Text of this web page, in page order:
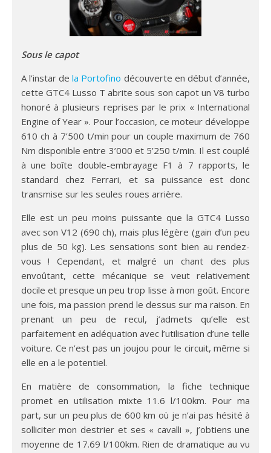
Sous le capot
A l’instar dela Portofino découverte en début d’année,
cette GTC4 Lusso T abrite sous son capot un V8 turbo
honoré à plusieurs reprises par le prix « International
Engine of Year ». Pour l’occasion, ce moteur développe
610 ch à 7’500 t/min pour un couple maximum de 760
Nm disponible entre 3’000 et 5’250 t/min. Il est couplé
à une boîte double-embrayage F1 à 7 rapports, le
standard chez Ferrari, et sa puissance est donc
transmise sur les seules roues arrière.
Elle est un peu moins puissante que la GTC4 Lusso
avec son V12 (690 ch), mais plus légère (gain d’un peu
plus de 50 kg). Les sensations sont bien au rendez-
vous ! Cependant, et malgré un chant des plus
envoûtant, cette mécanique se veut relativement
docile et presque un peu trop lisse à mon goût. Encore
une fois, ma passion prend le dessus sur ma raison. En
prenant un peu de recul, j’admets qu’elle est
parfaitement en adéquation avec l’utilisation d’une telle
voiture. Ce n’est pas un joujou pour le circuit, même si
elle en a le potentiel.
En matière de consommation, la fiche technique
promet en utilisation mixte 11.6 l/100km. Pour ma
part, sur un peu plus de 600 km où je n’ai pas hésité à
solliciter mon destrier et ses « cavalli », j’obtiens une
moyenne de 17.69 l/100km. Rien de dramatique au vu